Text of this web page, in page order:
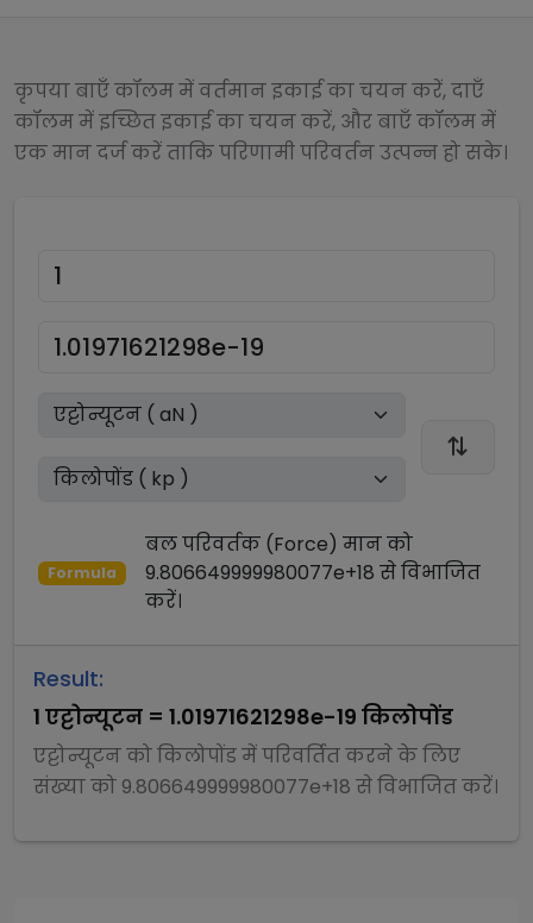
कृपया बाएँ कॉलम में वर्तमान इकाई का चयन करें, दाएँ
कॉलम में इच्छित इकाई का चयन करें, और बाएँ कॉलम में
एक मान दर्ज करें ताकि परिणामी परिवर्तन उत्पन्न हो सके।
Formula
बल परिवर्तक (Force) मान को
9.806649999980077e+18 सेविभाजित
करें।
Result:
1 एट्टोन्यूटन = 1.01971621298e-19 किलोपोंड
एट्टोन्यूटनकोकिलोपोंडमें परिवर्तित करने के लिए
संख्या को 9.806649999980077e+18 सेविभाजितकरें।